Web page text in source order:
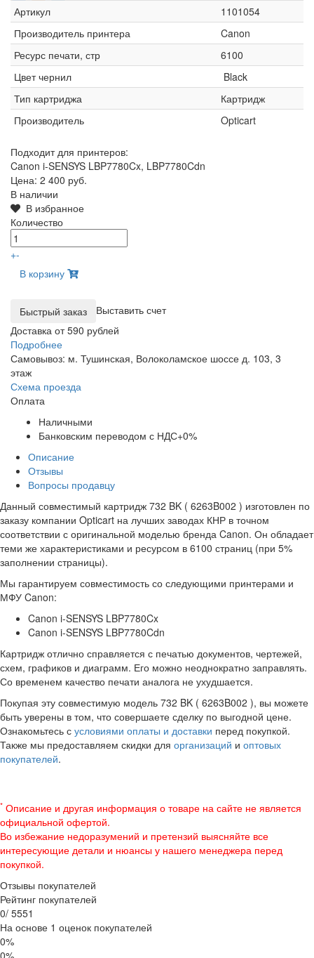
Артикул
1101054
Производитель принтера
Canon
Ресурс печати, стр
6100
Цвет чернил
Black
Тип картриджа
Картридж
Производитель
Opticart
Подходит для принтеров:
Canon i-SENSYS LBP7780Cx, LBP7780Cdn
Цена: 2 400 руб.
В наличии
В избранное
Количество
+-
В корзину
Выставить счет
Доставка от 590 рублей
Подробнее
Самовывоз: м. Тушинская, Волоколамское шоссе д. 103, 3
этаж
Схема проезда
Оплата
Наличными
Банковским переводом с НДС+0%
Описание
Отзывы
Вопросы продавцу
Данный совместимый картридж 732 BK ( 6263B002 ) изготовлен по
заказу компании Opticart на лучших заводах КНР в точном
соответствии с оригинальной моделью бренда Canon. Он обладает
теми же характеристиками и ресурсом в 6100 страниц (при 5%
заполнении страницы).
Мы гарантируем совместимость со следующими принтерами и
МФУ Canon:
Canon i-SENSYS LBP7780Cx
Canon i-SENSYS LBP7780Cdn
Картридж отлично справляется с печатью документов, чертежей,
схем, графиков и диаграмм. Его можно неоднократно заправлять.
Со временем качество печати аналога не ухудшается.
Покупая эту совместимую модель 732 BK ( 6263B002 ), вы можете
быть уверены в том, что совершаете сделку по выгодной цене.
Ознакомьтесь с условиями оплаты и доставки перед покупкой.
Также мы предоставляем скидки для организаций и оптовых
покупателей.
* Описание и другая информация о товаре на сайте не является
официальной офертой.
Во избежание недоразумений и претензий выясняйте все
интересующие детали и нюансы у нашего менеджера перед
покупкой.
Отзывы покупателей
Рейтинг покупателей
0/ 5551
На основе 1 оценок покупателей
0%